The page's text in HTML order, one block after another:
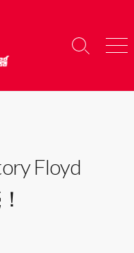
検
り
メ
ー
Floyd